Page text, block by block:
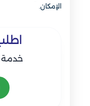
الإمكان.
خدمة